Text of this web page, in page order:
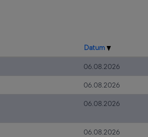
Datum
06.08.2026
06.08.2026
06.08.2026
06.08.2026